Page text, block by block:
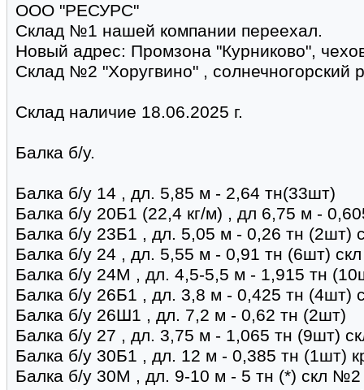
ООО "РЕСУРС"
Склад №1 нашей компании переехал.
Новый адрес: Промзона "Курниково",
Склад №2 "Хоругвино" , солнечногорский
Склад наличие 18.06.2025 г.
Балка б/у.
Балка б/у 14 , дл. 5,85 м - 2,64 тн(33шт)
Балка б/у 20Б1 (22,4 кг/м) , дл 6,75 м -
Балка б/у 23Б1 , дл. 5,05 м - 0,26 тн (2шт)
Балка б/у 24 , дл. 5,55 м - 0,91 тн (6шт)
Балка б/у 24М , дл. 4,5-5,5 м - 1,915 тн
Балка б/у 26Б1 , дл. 3,8 м - 0,425 тн (4шт)
Балка б/у 26Ш1 , дл. 7,2 м - 0,62 тн (2шт)
Балка б/у 27 , дл. 3,75 м - 1,065 тн (9шт)
Балка б/у 30Б1 , дл. 12 м - 0,385 тн (1шт)
Балка б/у 30М , дл. 9-10 м - 5 тн (*) скл №2